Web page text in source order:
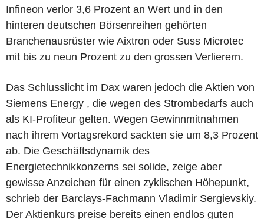
Infineon verlor 3,6 Prozent an Wert und in den
hinteren deutschen Börsenreihen gehörten
Branchenausrüster wie Aixtron oder Suss Microtec
mit bis zu neun Prozent zu den grossen Verlierern.
Das Schlusslicht im Dax waren jedoch die Aktien von
Siemens Energy , die wegen des Strombedarfs auch
als KI-Profiteur gelten. Wegen Gewinnmitnahmen
nach ihrem Vortagsrekord sackten sie um 8,3 Prozent
ab. Die Geschäftsdynamik des
Energietechnikkonzerns sei solide, zeige aber
gewisse Anzeichen für einen zyklischen Höhepunkt,
schrieb der Barclays-Fachmann Vladimir Sergievskiy.
Der Aktienkurs preise bereits einen endlos guten